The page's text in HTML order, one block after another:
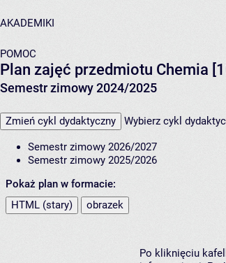
AKADEMIKI
POMOC
Plan zajęć przedmiotu Chemia
Semestr zimowy 2024/2025
Zmień cykl dydaktyczny Wybierz cykl
Semestr zimowy 2026/2027
Semestr zimowy 2025/2026
Pokaż plan w formacie:
HTML (stary)
obrazek
Po kliknięciu